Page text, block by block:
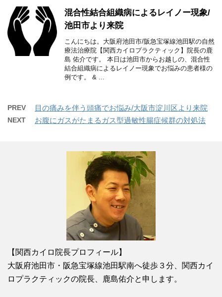
混合性結合組織病によるレイノー現象/
池田市より来院
こんにちは。大阪府池田市/阪急宝塚線池田駅の自然
療法治療院【関西カイロプラクティック】院長の鹿
島 佑介です。 本日は池田市からお越しの、混合性
結合組織病によるレイノー現象でお悩みの患者様の
例です。 & ...
PREV 目の痛みを伴う頭痛でお悩み/大阪市淀川区より来院
NEXT お腹にガスがたまるガス型過敏性腸症候群の対処法
【関西カイロ院長プロフィール】
大阪府池田市・阪急宝塚線池田駅南へ徒歩３分、関西カイ
ロプラクティックの院長、鹿島佑介と申します。